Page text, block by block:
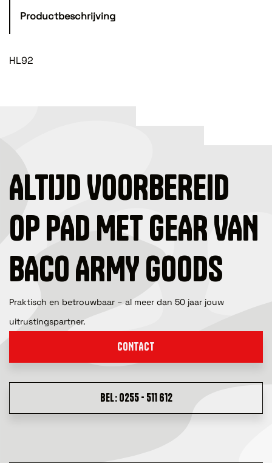
Productbeschrijving
HL92
ALTIJD VOORBEREID
OP PAD MET GEAR VAN
BACO ARMY GOODS
Praktisch en betrouwbaar – al meer dan 50 jaar jouw
uitrustingspartner.
CONTACT
BEL: 0255 - 511 612